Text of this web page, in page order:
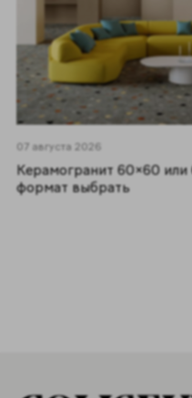
07 августа 2026
Керамогранит 60×60 или
формат выбрать